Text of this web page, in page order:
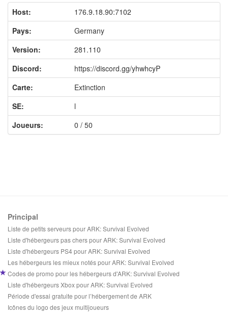
Host:
176.9.18.90:7102
Pays:
Germany
Version:
281.110
Discord:
https://discord.gg/yhwhcyP
Carte:
Extinction
SE:
l
Joueurs:
0 / 50
Principal
Liste de petits serveurs pour ARK: Survival Evolved
Liste d'hébergeurs pas chers pour ARK: Survival Evolved
Liste d'hébergeurs PS4 pour ARK: Survival Evolved
Les hébergeurs les mieux notés pour ARK: Survival Evolved
Codes de promo pour les hébergeurs d'ARK: Survival Evolved
Liste d'hébergeurs Xbox pour ARK: Survival Evolved
Période d'essai gratuite pour l’hébergement de ARK
Icônes du logo des jeux multijoueurs